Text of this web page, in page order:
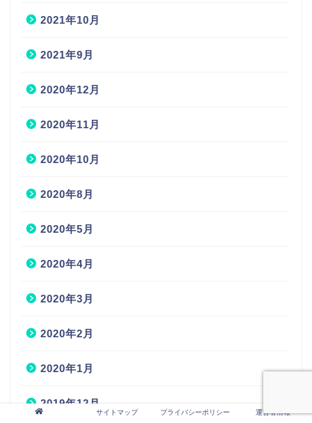
2021年10月
2021年9月
2020年12月
2020年11月
2020年10月
2020年8月
2020年5月
2020年4月
2020年3月
2020年2月
2020年1月
2019年12月
サイトマップ プライバシーポリシー 運営者情報